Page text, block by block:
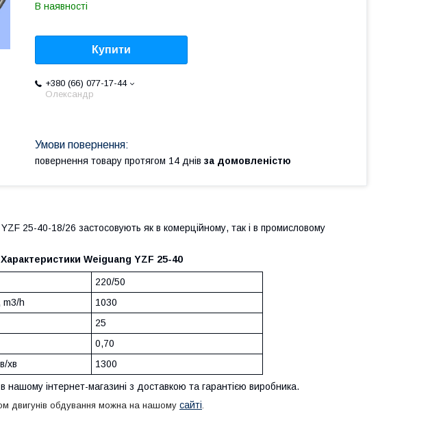
В наявності
Купити
+380 (66) 077-17-44
Олександр
повернення товару протягом 14 днів за домовленістю
25-40-18/26 застосовують як в комерційному, так і в промисловому
Характеристики Weiguang YZF 25-40
220/50
m3/h
1030
25
0,70
хв
1300
інтернет-магазині з доставкою та гарантією виробника.
двигунів обдування можна на нашому сайті